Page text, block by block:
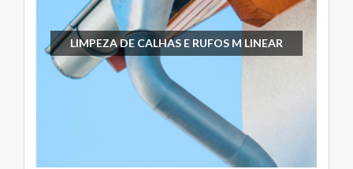
LIMPEZA DE CALHAS E RUFOS M LINEAR